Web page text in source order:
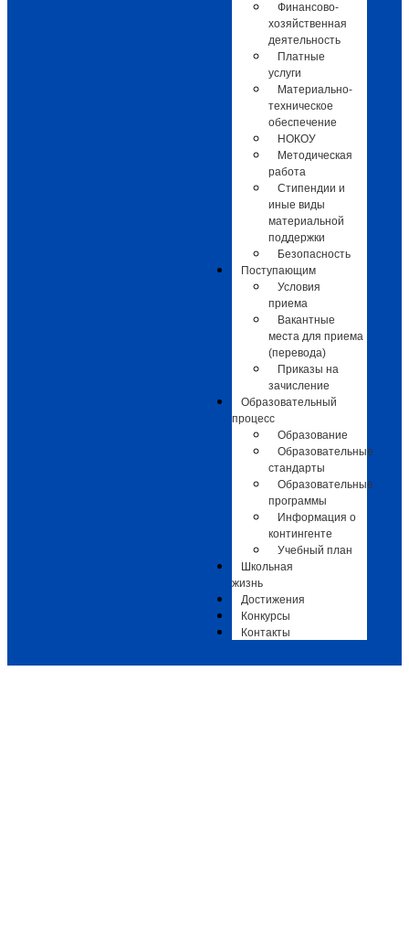
Финансово-
хозяйственная
деятельность
Платные
услуги
Материально-
техническое
обеспечение
НОКОУ
Методическая
работа
Стипендии и
иные виды
материальной
поддержки
Безопасность
Поступающим
Условия
приема
Вакантные
места для приема
(перевода)
Приказы на
зачисление
Образовательный
процесс
Образование
Образовательные
стандарты
Образовательные
программы
Информация о
контингенте
Учебный план
Школьная
жизнь
Достижения
Конкурсы
Контакты